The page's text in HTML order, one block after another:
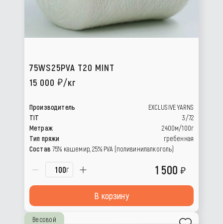
75WS25PVA T20 MINT
15 000
/кг
Производитель
EXCLUSIVE YARNS
TIT
3/72
Метраж
2400м/100г
Тип пряжи
гребенная
Состав 75% кашемир, 25% РVА (поливинилалкоголь)
г 1 500
В корзину
Весовой